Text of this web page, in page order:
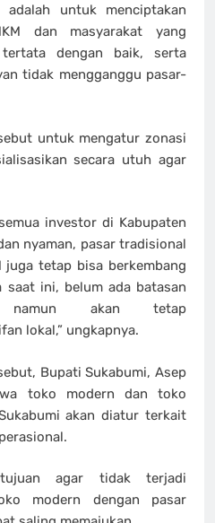
adalah untuk menciptakan
dan masyarakat yang
dengan baik, serta
tidak mengganggu pasar-
untuk mengatur zonasi
secara utuh agar
investor di Kabupaten
nyaman, pasar tradisional
juga tetap bisa berkembang
saat ini, belum ada batasan
namun akan tetap
lokal,” ungkapnya.
Bupati Sukabumi, Asep
toko modern dan toko
akan diatur terkait
agar tidak terjadi
modern dengan pasar